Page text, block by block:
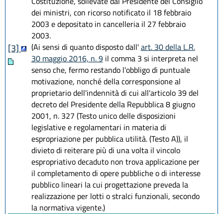
dei ministri, con ricorso notificato il 18 febbraio
2003 e depositato in cancelleria il 27 febbraio
2003.
[3] (Ai sensi di quanto disposto dall'art. 30 della L.R.
30 maggio 2016, n. 9il comma 3 si interpreta nel
senso che, fermo restando l'obbligo di puntuale
motivazione, nonché della corresponsione al
proprietario dell'indennità di cui all'articolo 39 del
decreto del Presidente della Repubblica 8 giugno
2001, n. 327 (Testo unico delle disposizioni
legislative e regolamentari in materia di
espropriazione per pubblica utilità. (Testo A)), il
divieto di reiterare più di una volta il vincolo
espropriativo decaduto non trova applicazione per
il completamento di opere pubbliche o di interesse
pubblico lineari la cui progettazione preveda la
realizzazione per lotti o stralci funzionali, secondo
la normativa vigente.)